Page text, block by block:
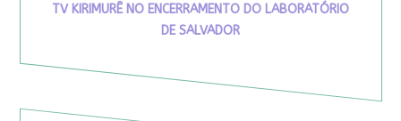
TV KIRIMURÊ NO ENCERRAMENTO DO LABORATÓRIO
DE SALVADOR